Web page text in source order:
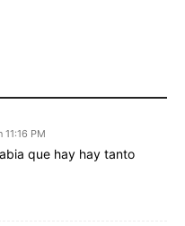
PM
que hay hay tanto